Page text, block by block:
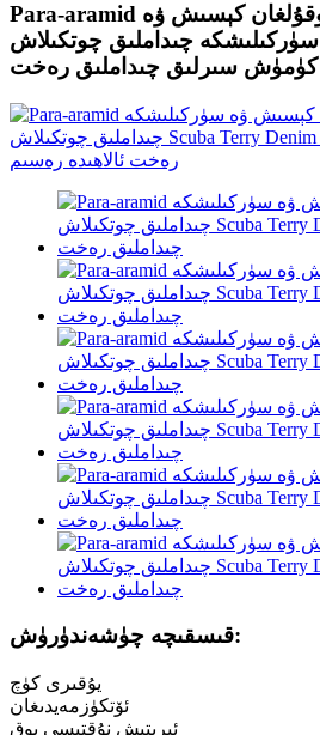
Para-aramid توقۇلما ۋە توقۇلغان كېسىش ۋە
سۈركىلىشكە چىداملىق چوتكىلاش Scuba Terry Denim
كۈمۈش سىرلىق چىداملىق رەخت
قىسقىچە چۈشەندۈرۈش:
يۇقىرى كۈچ
ئۆتكۈزمەيدىغان
ئېرىتىش نۇقتىسى يوق